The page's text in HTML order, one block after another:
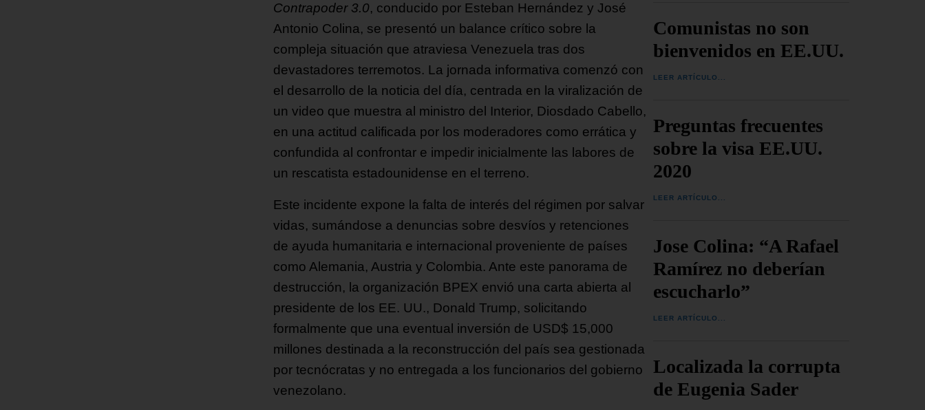
Contrapoder 3.0, conducido por Esteban Hernández y José
Antonio Colina, se presentó un balance crítico sobre la
compleja situación que atraviesa Venezuela tras dos
devastadores terremotos. La jornada informativa comenzó con
el desarrollo de la noticia del día, centrada en la viralización de
un video que muestra al ministro del Interior, Diosdado Cabello,
en una actitud calificada por los moderadores como errática y
confundida al confrontar e impedir inicialmente las labores de
un rescatista estadounidense en el terreno.
Este incidente expone la falta de interés del régimen por salvar
vidas, sumándose a denuncias sobre desvíos y retenciones
de ayuda humanitaria e internacional proveniente de países
como Alemania, Austria y Colombia. Ante este panorama de
destrucción, la organización BPEX envió una carta abierta al
presidente de los EE. UU., Donald Trump, solicitando
formalmente que una eventual inversión de USD$ 15,000
millones destinada a la reconstrucción del país sea gestionada
por tecnócratas y no entregada a los funcionarios del gobierno
venezolano.
Comunistas no son
bienvenidos en EE.UU.
LEER ARTÍCULO...
Preguntas frecuentes
sobre la visa EE.UU.
2020
LEER ARTÍCULO...
Jose Colina: “A Rafael
Ramírez no deberían
escucharlo”
LEER ARTÍCULO...
Localizada la corrupta
de Eugenia Sader